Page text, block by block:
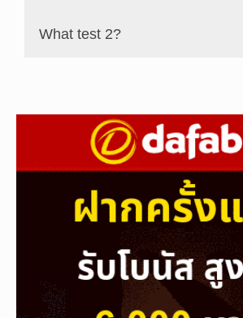
What test 2?